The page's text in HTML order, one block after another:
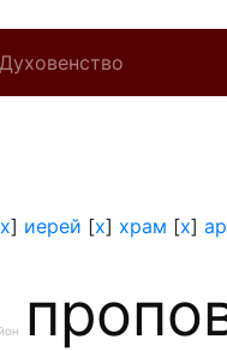
Духовенство
x] иерей [x] храм [x]